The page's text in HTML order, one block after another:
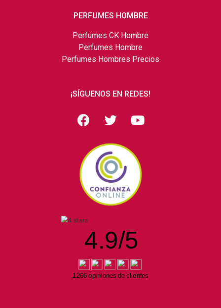
PERFUMES HOMBRE
Perfumes CK Hombre
Perfumes Hombre
Perfumes Hombres Precios
¡SÍGUENOS EN REDES!
4.9/5
1266 opiniones de clientes